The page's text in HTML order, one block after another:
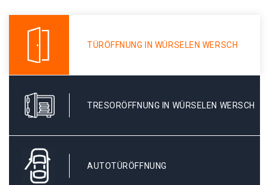
TÜRÖFFNUNG IN WÜRSELEN WERSCH
TRESORÖFFNUNG IN WÜRSELEN WERSCH
AUTOTÜRÖFFNUNG